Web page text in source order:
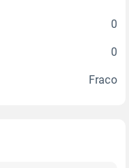
0
0
Fraco